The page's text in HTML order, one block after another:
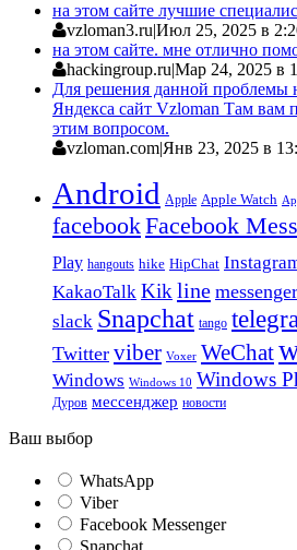
на этом сайте лучшие
vzloman3.ru|Июл 25, 2025 в
на этом сайте. мне отлично
hackingroup.ru|Мар 24, 2025 в
Для решения данной проблемы
Яндекса сайт Vzloman Там вам
этим вопросом.
vzloman.com|Янв 23, 2025 в
Android Apple Apple Watch
facebookFacebook
Play hangouts hike HipChat
KakaoTalk Kik line messenger
slack Snapchat tango
Twitter viber Voxer WeChat
Windows Windows 10 Windows
Дуров мессенджер новости
Ваш выбор
WhatsApp
Viber
Facebook Messenger
Snapchat